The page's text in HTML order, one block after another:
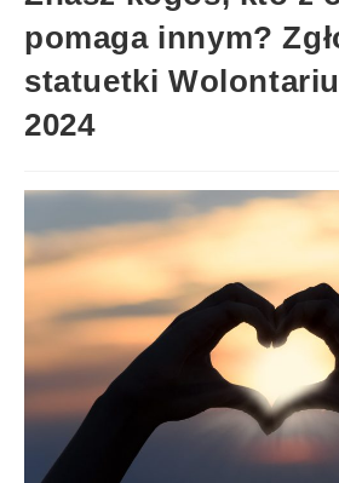
pomaga innym?
statuetki
2024